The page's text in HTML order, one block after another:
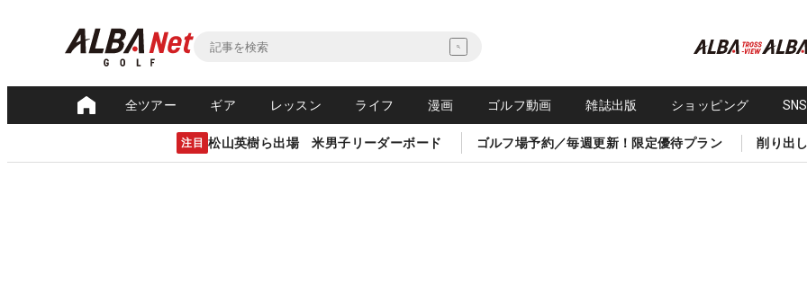
全ツアー ギア レッスン ライフ 漫画 ゴルフ動画 雑誌出版 ショッピング
注目 松山英樹ら出場 米男子リーダーボード ゴルフ場予約／毎週更新！限定優待プラン 削り出